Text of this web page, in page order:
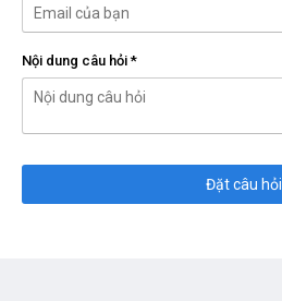
Nội dung câu hỏi *
Đặt câu hỏi